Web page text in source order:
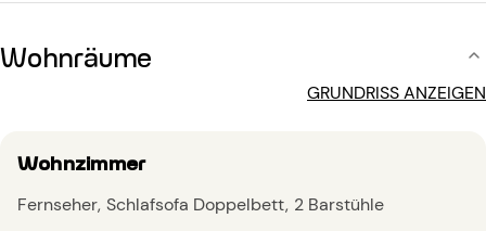
Wohnräume
GRUNDRISS ANZEIGEN
Wohnzimmer
Fernseher Schlafsofa Doppelbett 2 Barstühle